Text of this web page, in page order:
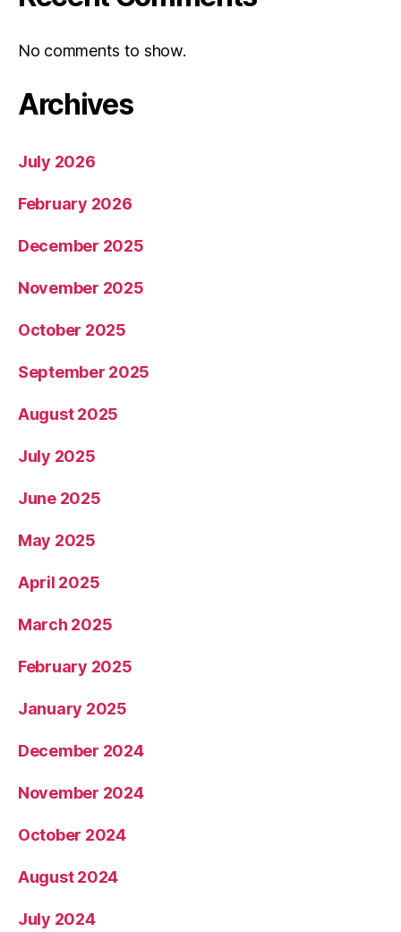
No comments to show.
Archives
July 2026
February 2026
December 2025
November 2025
October 2025
September 2025
August 2025
July 2025
June 2025
May 2025
April 2025
March 2025
February 2025
January 2025
December 2024
November 2024
October 2024
August 2024
July 2024